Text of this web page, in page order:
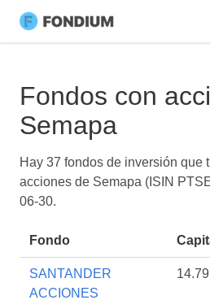
Fondos con
Semapa
Hay 37 fondos de inversión que
acciones de Semapa (ISIN
06-30.
Fondo
SANTANDER
ACCIONES